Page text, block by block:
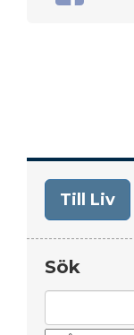
Till Liv
Sök
for: